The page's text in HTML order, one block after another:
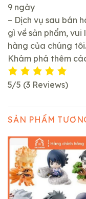
9 ngày
– Dịch vụ sau bán
gì về sản phẩm,
hàng của chúng tôi.
Khám phá thêm
5/5 (3 Reviews)
SẢN PHẨM